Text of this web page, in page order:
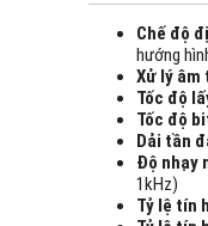
Chế độ
hướng
Xử lý âm
Tốc độ
Tốc độ
Dải tần
Độ nhạy
1kHz)
Tỷ lệ tín